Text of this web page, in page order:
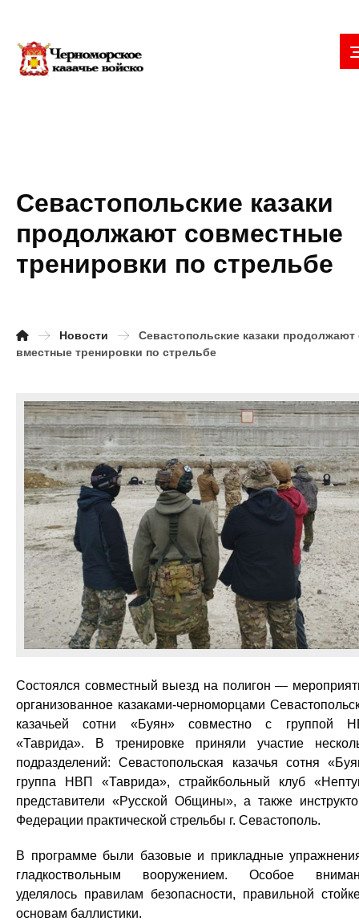
Севастопольские казаки
продолжают совместные
тренировки по стрельбе
Новости
Севастопольские казаки продолжают
вместные тренировки по стрельбе
Состоялся совместный выезд на полигон —
организованное казаками-черноморцами
казачьей сотни «Буян» совместно с группой
«Таврида». В тренировке приняли участие
подразделений: Севастопольская казачья сотня
группа НВП «Таврида», страйкбольный клуб
представители «Русской Общины», а также
Федерации практической стрельбы г. Севастополь.
В программе были базовые и прикладные
гладкоствольным вооружением. Особое
уделялось правилам безопасности, правильной
основам баллистики.